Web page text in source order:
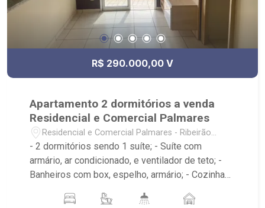
R$ 290.000,00 V
Apartamento 2 dormitórios a venda
Residencial e Comercial Palmares
Residencial e Comercial Palmares - Ribeirão
Preto/SP
- 2 dormitórios sendo 1 suíte; - Suíte com
armário, ar condicionado, e ventilador de teto; -
Banheiros com box, espelho, armário; - Cozinha
com ventilador no teto; - Varanda; - Próximo à